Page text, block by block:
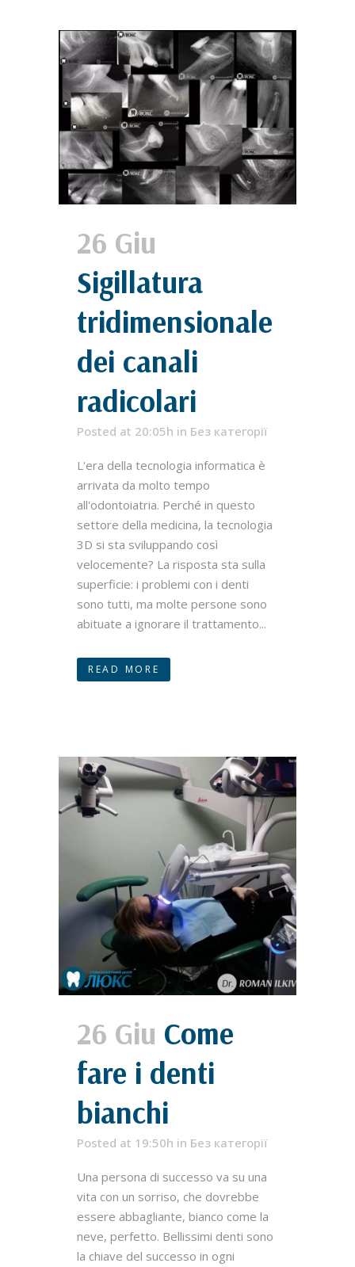
26 Giu
Sigillatura
tridimensionale
dei canali
radicolari
Posted at 20:05h in Без категорії
L'era della tecnologia informatica è
arrivata da molto tempo
all'odontoiatria. Perché in questo
settore della medicina, la tecnologia
3D si sta sviluppando così
velocemente? La risposta sta sulla
superficie: i problemi con i denti
sono tutti, ma molte persone sono
abituate a ignorare il trattamento...
READ MORE
26 Giu Come
fare i denti
bianchi
Posted at 19:50h in Без категорії
Una persona di successo va su una
vita con un sorriso, che dovrebbe
essere abbagliante, bianco come la
neve, perfetto. Bellissimi denti sono
la chiave del successo in ogni